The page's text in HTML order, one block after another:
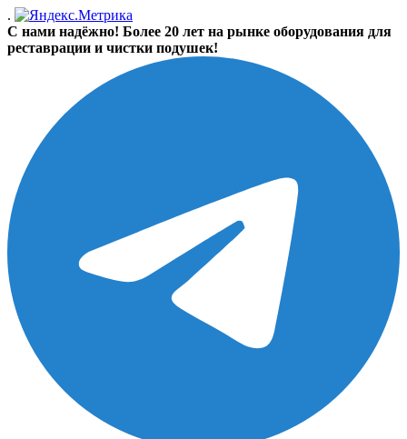
.
С нами надёжно! Более 20 лет на рынке оборудования для
реставрации и чистки подушек!